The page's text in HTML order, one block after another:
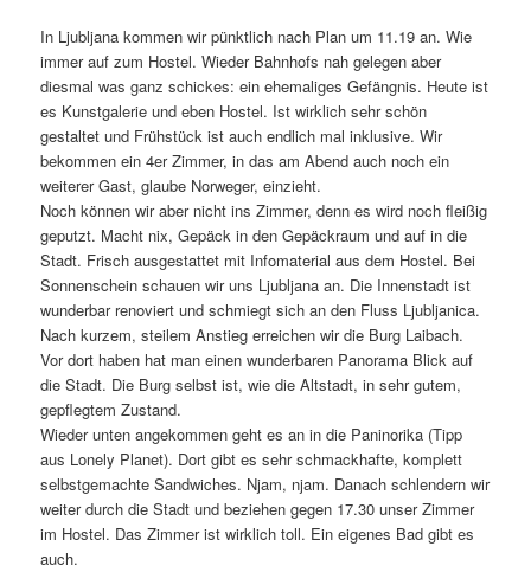
In Ljubljana kommen wir pünktlich nach Plan um 11.19 an. Wie
immer auf zum Hostel. Wieder Bahnhofs nah gelegen aber
diesmal was ganz schickes: ein ehemaliges Gefängnis. Heute ist
es Kunstgalerie und eben Hostel. Ist wirklich sehr schön
gestaltet und Frühstück ist auch endlich mal inklusive. Wir
bekommen ein 4er Zimmer, in das am Abend auch noch ein
weiterer Gast, glaube Norweger, einzieht.
Noch können wir aber nicht ins Zimmer, denn es wird noch fleißig
geputzt. Macht nix, Gepäck in den Gepäckraum und auf in die
Stadt. Frisch ausgestattet mit Infomaterial aus dem Hostel. Bei
Sonnenschein schauen wir uns Ljubljana an. Die Innenstadt ist
wunderbar renoviert und schmiegt sich an den Fluss Ljubljanica.
Nach kurzem, steilem Anstieg erreichen wir die Burg Laibach.
Vor dort haben hat man einen wunderbaren Panorama Blick auf
die Stadt. Die Burg selbst ist, wie die Altstadt, in sehr gutem,
gepflegtem Zustand.
Wieder unten angekommen geht es an in die Paninorika (Tipp
aus Lonely Planet). Dort gibt es sehr schmackhafte, komplett
selbstgemachte Sandwiches. Njam, njam. Danach schlendern wir
weiter durch die Stadt und beziehen gegen 17.30 unser Zimmer
im Hostel. Das Zimmer ist wirklich toll. Ein eigenes Bad gibt es
auch.